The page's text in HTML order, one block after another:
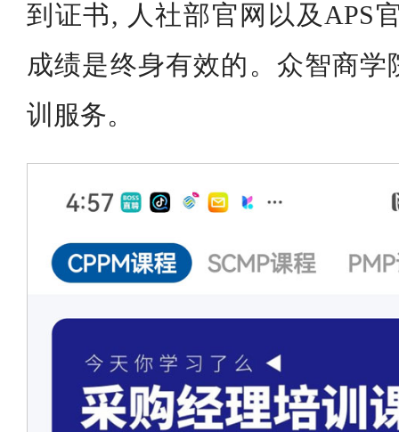
到证书, 人社部官网以及APS
成绩是终身有效的。众智商学
训服务。